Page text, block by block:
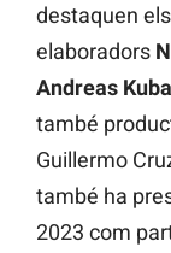
destaquen
elaboradors
Andreas
també
Guillermo
també ha
2023 com